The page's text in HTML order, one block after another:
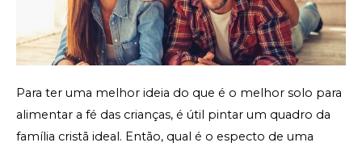
Para ter uma melhor ideia do que é o melhor solo para
alimentar a fé das crianças, é útil pintar um quadro da
família cristã ideal. Então, qual é o especto de uma